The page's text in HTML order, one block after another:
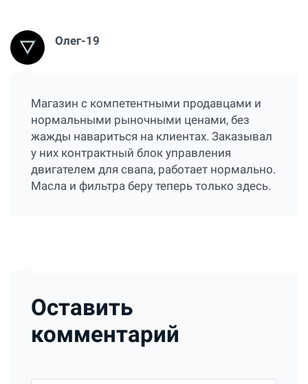
Олег-19
Магазин с компетентными продавцами и
нормальными рыночными ценами, без
жажды навариться на клиентах. Заказывал
у них контрактный блок управления
двигателем для свапа, работает нормально.
Масла и фильтра беру теперь только здесь.
Оставить
комментарий